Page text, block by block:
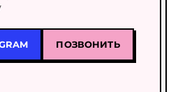
ПОЗВОНИТЬ